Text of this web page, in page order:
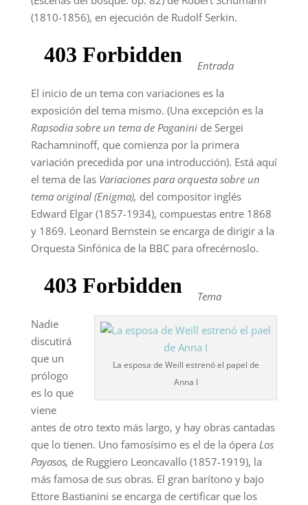
(1810-1856), en ejecución de Rudolf Serkin.
Entrada
El inicio de un tema con variaciones es la
exposición del tema mismo. (Una excepción es la
Rapsodia sobre un tema de Paganinide Sergei
Rachamninoff, que comienza por la primera
variación precedida por una introducción). Está aquí
el tema de las Variaciones para orquesta sobre un
tema original (Enigma), del compositor inglés
Edward Elgar (1857-1934), compuestas entre 1868
y 1869. Leonard Bernstein se encarga de dirigir a la
Orquesta Sinfónica de la BBC para ofrecérnoslo.
Tema
La esposa de Weill estrenó el papel de
Anna I
Nadie
discutirá
que un
prólogo
es lo que
viene
antes de otro texto más largo, y hay obras cantadas
que lo tienen. Uno famosísimo es el de la ópera Los
Payasos, de Ruggiero Leoncavallo (1857-1919), la
más famosa de sus obras. El gran barítono y bajo
Ettore Bastianini se encarga de certificar que los